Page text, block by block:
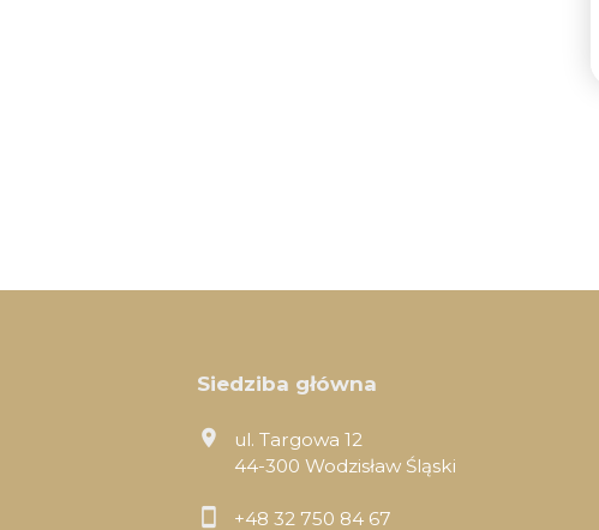
Siedziba główna
ul. Targowa 12
44-300 Wodzisław Śląski
+48 32 750 84 67